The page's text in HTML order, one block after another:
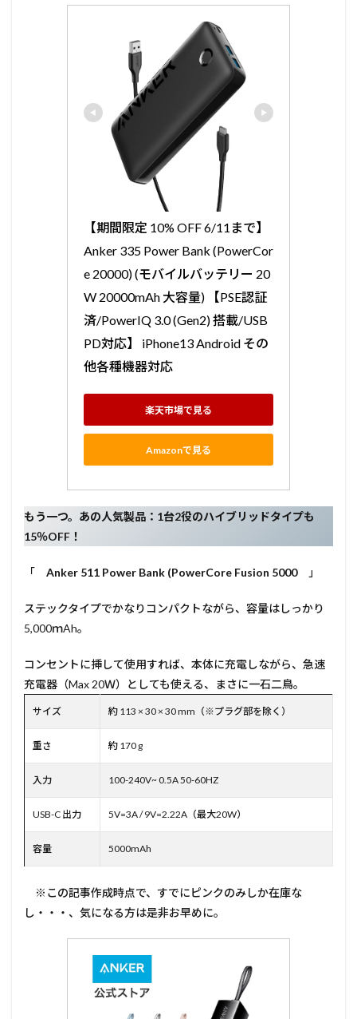
【期間限定 10% OFF 6/11まで】
Anker 335 Power Bank (PowerCor
e 20000) (モバイルバッテリー 20
W 20000mAh 大容量) 【PSE認証
済/PowerIQ 3.0 (Gen2) 搭載/USB
PD対応】 iPhone13 Android その
他各種機器対応
楽天市場で見る
Amazonで見る
もう一つ。あの人気製品：1台2役のハイブリッドタイプも
15％OFF！
「 Anker 511 Power Bank (PowerCore Fusion 5000」
ステックタイプでかなりコンパクトながら、容量はしっかり
5,000ｍAh。
コンセントに挿して使用すれば、本体に充電しながら、急速
充電器（Max 20Ｗ）としても使える、まさに一石二鳥。
サイズ 約 113 × 30 × 30 mm（※プラグ部を除く）
重さ 約 170 g
入力 100-240V~ 0.5A 50-60HZ
USB-C 出力 5V=3A / 9V=2.22A（最大20W）
容量 5000mAh
※この記事作成時点で、すでにピンクのみしか在庫な
し・・・、気になる方は是非お早めに。